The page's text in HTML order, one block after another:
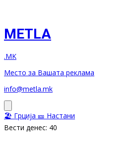
METLA
.MK
Место за Вашата реклама
info@metla.mk
🏖️ Грција 🎫 Настани
Вести денес: 40